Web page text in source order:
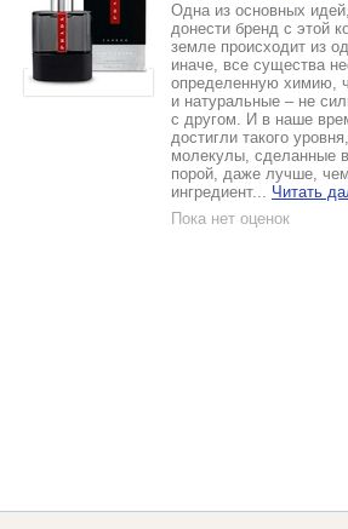
Одна из основных
донести бренд с этой
земле происходит из
иначе, все существа
определенную химию,
и натуральные – не
с другом. И в наше
достигли такого
молекулы, сделанные
порой, даже лучше,
ингредиент... Читать
Пока нет оценок